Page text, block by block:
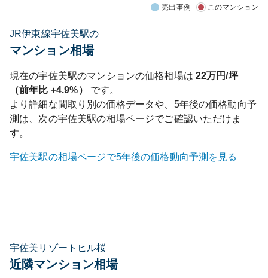
売出事例 このマンション
JR伊東線宇佐美駅の
マンション相場
現在の宇佐美駅のマンションの価格相場は 22万円/坪
（前年比 +4.9%）
です。
より詳細な間取り別の価格データや、5年後の価格動向予
測は、次の宇佐美駅の相場ページでご確認いただけま
す。
宇佐美駅の相場ページで5年後の価格動向予測を見る
宇佐美リゾートヒル桜
近隣マンション相場